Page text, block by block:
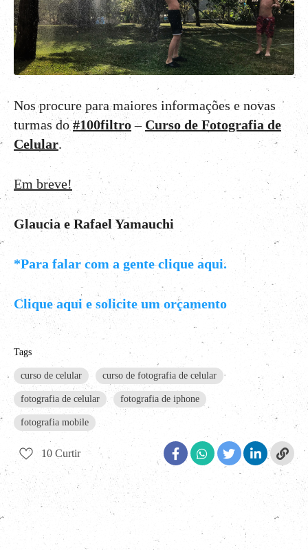
Nos procure para maiores informações e novas
turmas do#100filtro– Curso de Fotografia de
Celular.
Em breve!
Glaucia e Rafael Yamauchi
*Para falar com a gente clique aqui.
Clique aqui e solicite um orçamento
Tags
curso de celular curso de fotografia de celular
fotografia de celular fotografia de iphone
fotografia mobile
10 Curtir